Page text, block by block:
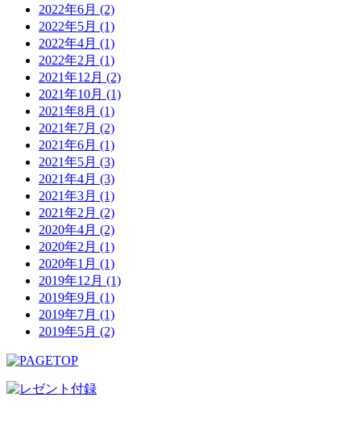
2022年6月 (2)
2022年5月 (1)
2022年4月 (1)
2022年2月 (1)
2021年12月 (2)
2021年10月 (1)
2021年8月 (1)
2021年7月 (2)
2021年6月 (1)
2021年5月 (3)
2021年4月 (3)
2021年3月 (1)
2021年2月 (2)
2020年4月 (2)
2020年2月 (1)
2020年1月 (1)
2019年12月 (1)
2019年9月 (1)
2019年7月 (1)
2019年5月 (2)